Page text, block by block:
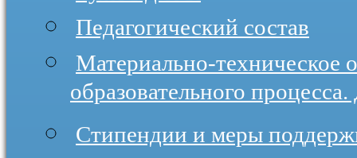
Педагогический состав
Материально-техническое
образовательного
Стипендии и меры